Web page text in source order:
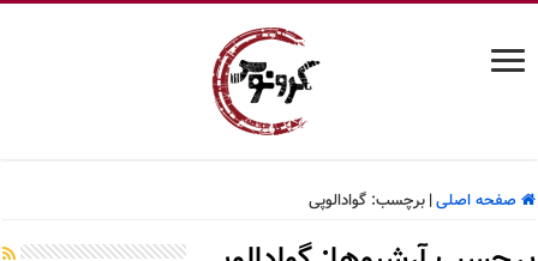
صفحه اصلی| برچسب:گوادالوپی